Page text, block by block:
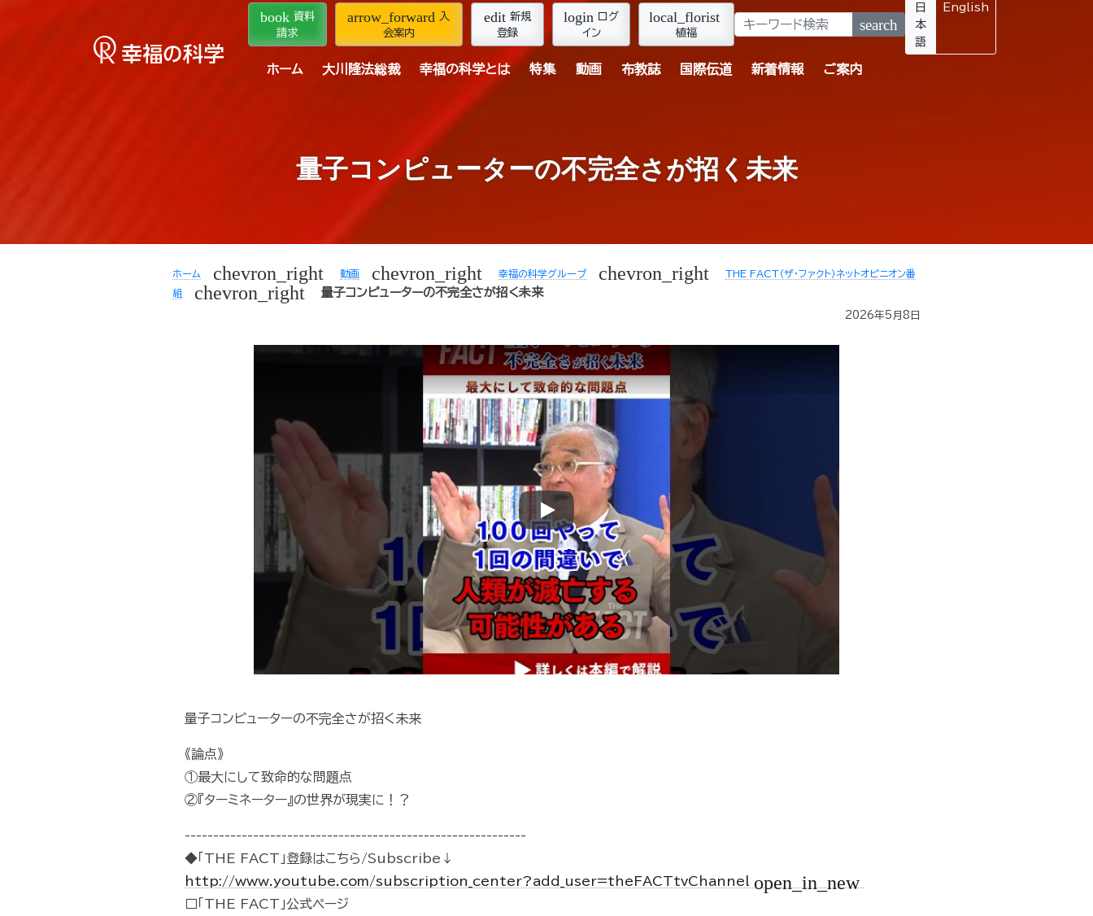
book 資料
請求
arrow_forward 入
会案内
edit 新規
登録
login ログ
イン
local_florist
植福 search
日
本
語
English
ホーム 大川隆法総裁 幸福の科学とは 特集 動画 布教誌 国際伝道 新着情報 ご案内
量子コンピューターの不完全さが招く未来
ホーム chevron_right 動画 chevron_right 幸福の科学グループ chevron_right
THE FACT（ザ・ファクト）ネットオピニオン番
組
chevron_right 量子コンピューターの不完全さが招く未来
2026年5月8日
Play
量子コンピューターの不完全さが招く未来
《論点》
①最大にして致命的な問題点
②『ターミネーター』の世界が現実に！？
------------------------------------------------------------
◆「THE FACT」登録はこちら/Subscribe↓
http://www.youtube.com/subscription_center?add_user=theFACTtvChannel open_in_new
□「THE FACT」公式ページ